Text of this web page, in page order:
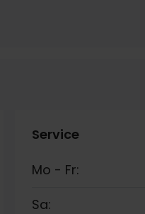
Service
Mo - Fr:
Sa: